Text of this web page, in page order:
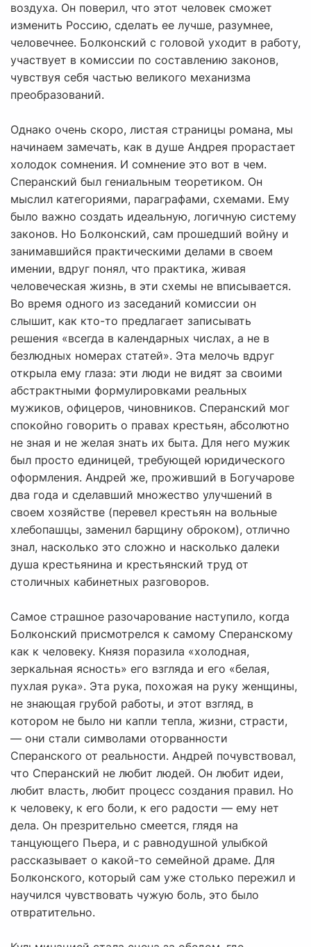
воздуха. Он поверил, что этот человек сможет
изменить Россию, сделать ее лучше, разумнее,
человечнее. Болконский с головой уходит в работу,
участвует в комиссии по составлению законов,
чувствуя себя частью великого механизма
преобразований.
Однако очень скоро, листая страницы романа, мы
начинаем замечать, как в душе Андрея прорастает
холодок сомнения. И сомнение это вот в чем.
Сперанский был гениальным теоретиком. Он
мыслил категориями, параграфами, схемами. Ему
было важно создать идеальную, логичную систему
законов. Но Болконский, сам прошедший войну и
занимавшийся практическими делами в своем
имении, вдруг понял, что практика, живая
человеческая жизнь, в эти схемы не вписывается.
Во время одного из заседаний комиссии он
слышит, как кто-то предлагает записывать
решения «всегда в календарных числах, а не в
безлюдных номерах статей». Эта мелочь вдруг
открыла ему глаза: эти люди не видят за своими
абстрактными формулировками реальных
мужиков, офицеров, чиновников. Сперанский мог
спокойно говорить о правах крестьян, абсолютно
не зная и не желая знать их быта. Для него мужик
был просто единицей, требующей юридического
оформления. Андрей же, проживший в Богучарове
два года и сделавший множество улучшений в
своем хозяйстве (перевел крестьян на вольные
хлебопашцы, заменил барщину оброком), отлично
знал, насколько это сложно и насколько далеки
душа крестьянина и крестьянский труд от
столичных кабинетных разговоров.
Самое страшное разочарование наступило, когда
Болконский присмотрелся к самому Сперанскому
как к человеку. Князя поразила «холодная,
зеркальная ясность» его взгляда и его «белая,
пухлая рука». Эта рука, похожая на руку женщины,
не знающая грубой работы, и этот взгляд, в
котором не было ни капли тепла, жизни, страсти,
— они стали символами оторванности
Сперанского от реальности. Андрей почувствовал,
что Сперанский не любит людей. Он любит идеи,
любит власть, любит процесс создания правил. Но
к человеку, к его боли, к его радости — ему нет
дела. Он презрительно смеется, глядя на
танцующего Пьера, и с равнодушной улыбкой
рассказывает о какой-то семейной драме. Для
Болконского, который сам уже столько пережил и
научился чувствовать чужую боль, это было
отвратительно.